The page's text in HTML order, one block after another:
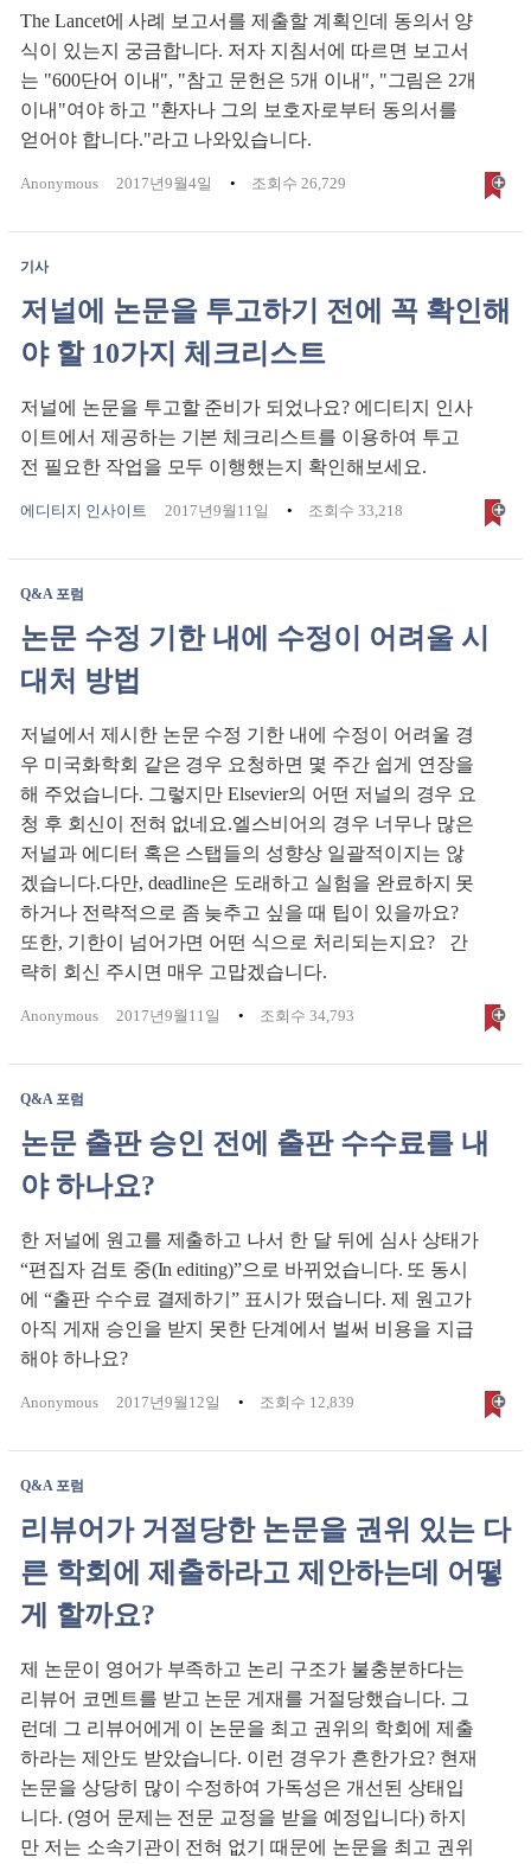
The Lancet에 사례 보고서를 제출할 계획인데 동의서 양
식이 있는지 궁금합니다. 저자 지침서에 따르면 보고서
는 "600단어 이내", "참고 문헌은 5개 이내", "그림은 2개
이내"여야 하고 "환자나 그의 보호자로부터 동의서를
얻어야 합니다."라고 나와있습니다.
Anonymous 2017년9월4일 조회수 26,729
기사
저널에 논문을 투고하기 전에 꼭 확인해
야 할 10가지 체크리스트
저널에 논문을 투고할 준비가 되었나요? 에디티지 인사
이트에서 제공하는 기본 체크리스트를 이용하여 투고
전 필요한 작업을 모두 이행했는지 확인해보세요.
에디티지 인사이트 2017년9월11일 조회수 33,218
Q&A 포럼
논문 수정 기한 내에 수정이 어려울 시
대처 방법
저널에서 제시한 논문 수정 기한 내에 수정이 어려울 경
우 미국화학회 같은 경우 요청하면 몇 주간 쉽게 연장을
해 주었습니다. 그렇지만 Elsevier의 어떤 저널의 경우 요
청 후 회신이 전혀 없네요.엘스비어의 경우 너무나 많은
저널과 에디터 혹은 스탭들의 성향상 일괄적이지는 않
겠습니다.다만, deadline은 도래하고 실험을 완료하지 못
하거나 전략적으로 좀 늦추고 싶을 때 팁이 있을까요?
또한, 기한이 넘어가면 어떤 식으로 처리되는지요? 간
략히 회신 주시면 매우 고맙겠습니다.
Anonymous 2017년9월11일 조회수 34,793
Q&A 포럼
논문 출판 승인 전에 출판 수수료를 내
야 하나요?
한 저널에 원고를 제출하고 나서 한 달 뒤에 심사 상태가
“편집자 검토 중(In editing)”으로 바뀌었습니다. 또 동시
에 “출판 수수료 결제하기” 표시가 떴습니다. 제 원고가
아직 게재 승인을 받지 못한 단계에서 벌써 비용을 지급
해야 하나요?
Anonymous 2017년9월12일 조회수 12,839
Q&A 포럼
리뷰어가 거절당한 논문을 권위 있는 다
른 학회에 제출하라고 제안하는데 어떻
게 할까요?
제 논문이 영어가 부족하고 논리 구조가 불충분하다는
리뷰어 코멘트를 받고 논문 게재를 거절당했습니다. 그
런데 그 리뷰어에게 이 논문을 최고 권위의 학회에 제출
하라는 제안도 받았습니다. 이런 경우가 흔한가요? 현재
논문을 상당히 많이 수정하여 가독성은 개선된 상태입
니다. (영어 문제는 전문 교정을 받을 예정입니다) 하지
만 저는 소속기관이 전혀 없기 때문에 논문을 최고 권위